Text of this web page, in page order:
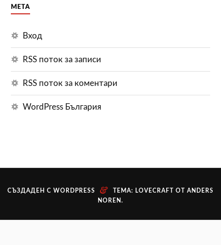
МЕТА
Вход
RSS поток за записи
RSS поток за коментари
WordPress България
СЪЗДАДЕН С WORDPRESS & ТЕМА: LOVECRAFT ОТ ANDERS
NOREN .